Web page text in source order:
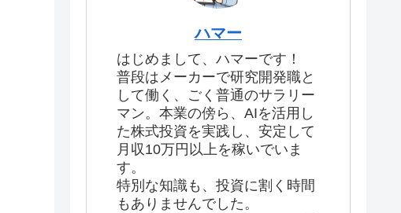
ハマー
はじめまして、ハマーです！
普段はメーカーで研究開発職と
して働く、ごく普通のサラリー
マン。本業の傍ら、AIを活用し
た株式投資を実践し、安定して
月収10万円以上を稼いでいま
す。
特別な知識も、投資に割く時間
もありませんでした。